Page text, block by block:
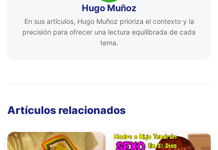
Hugo Muñoz
En sus artículos, Hugo Muñoz prioriza el contexto y la
precisión para ofrecer una lectura equilibrada de cada
tema.
Artículos relacionados